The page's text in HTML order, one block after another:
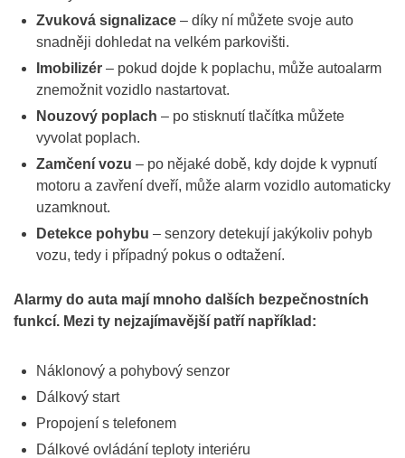
Zvuková signalizace – díky ní můžete svoje auto
snadněji dohledat na velkém parkovišti.
Imobilizér – pokud dojde k poplachu, může autoalarm
znemožnit vozidlo nastartovat.
Nouzový poplach – po stisknutí tlačítka můžete
vyvolat poplach.
Zamčení vozu – po nějaké době, kdy dojde k vypnutí
motoru a zavření dveří, může alarm vozidlo automaticky
uzamknout.
Detekce pohybu – senzory detekují jakýkoliv pohyb
vozu, tedy i případný pokus o odtažení.
Alarmy do auta mají mnoho dalších bezpečnostních
funkcí. Mezi ty nejzajímavější patří například:
Náklonový a pohybový senzor
Dálkový start
Propojení s telefonem
Dálkové ovládání teploty interiéru